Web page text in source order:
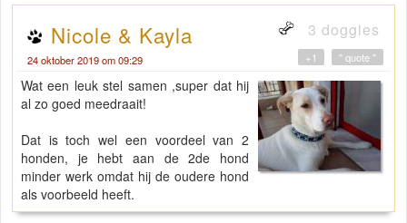
Nicole & Kayla 3 doggies
24 oktober 2019 om 09:29 " quote "
+1
Wat een leuk stel samen ,super dat hij
al zo goed meedraait!
Dat is toch wel een voordeel van 2
honden, je hebt aan de 2de hond
minder werk omdat hij de oudere hond
als voorbeeld heeft.